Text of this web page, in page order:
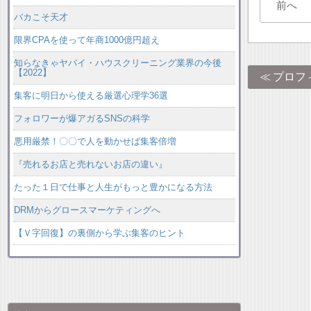
前へ
プロフ
バカこそ天才
限界CPAを使って年商1000億円超え
知らなきゃヤバイ・ハウスクリーニング業界の今後
【2022】
集客に明日から使える厳選心理学36選
フォロワーが爆アガるSNSの科学
悪用厳禁！〇〇で人を動かせば集客倍増
『売れるお店と売れないお店の違い』
たった１日で仕事と人生がもっと豊かになる方法
DRMからグロースマーケティングへ
【Ｖ字回復】の裏側から学ぶ集客のヒント